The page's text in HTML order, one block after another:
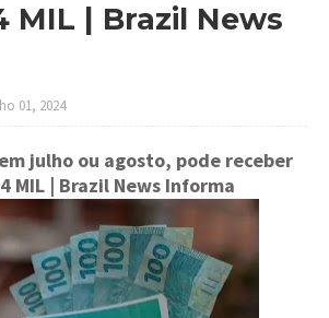
MIL | Brazil News
01, 2024
julho ou agosto, pode receber
MIL | Brazil News Informa